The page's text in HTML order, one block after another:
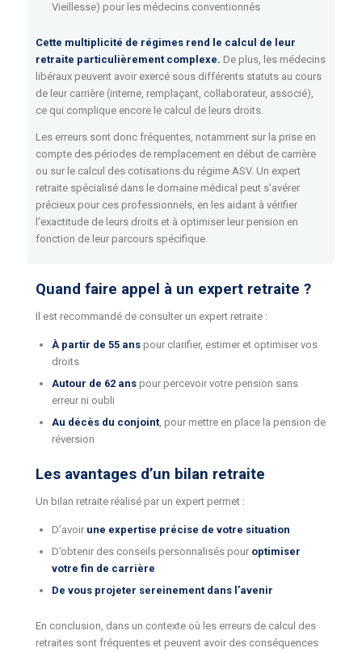
Vieillesse) pour les médecins conventionnés
Cette multiplicité de régimes rend le calcul de leur
retraite particulièrement complexe. De plus, les médecins
libéraux peuvent avoir exercé sous différents statuts au cours
de leur carrière (interne, remplaçant, collaborateur, associé),
ce qui complique encore le calcul de leurs droits.
Les erreurs sont donc fréquentes, notamment sur la prise en
compte des périodes de remplacement en début de carrière
ou sur le calcul des cotisations du régime ASV. Un expert
retraite spécialisé dans le domaine médical peut s’avérer
précieux pour ces professionnels, en les aidant à vérifier
l’exactitude de leurs droits et à optimiser leur pension en
fonction de leur parcours spécifique.
Quand faire appel à un expert retraite ?
Il est recommandé de consulter un expert retraite :
À partir de 55 anspour clarifier, estimer et optimiser vos
droits
Autour de 62 anspour percevoir votre pension sans
erreur ni oubli
Au décès du conjoint, pour mettre en place la pension de
réversion
Les avantages d’un bilan retraite
Un bilan retraite réalisé par un expert permet :
D’avoir une expertise précise de votre situation
D’obtenir des conseils personnalisés pour optimiser
votre fin de carrière
De vous projeter sereinement dans l’avenir
En conclusion, dans un contexte où les erreurs de calcul des
retraites sont fréquentes et peuvent avoir des conséquences